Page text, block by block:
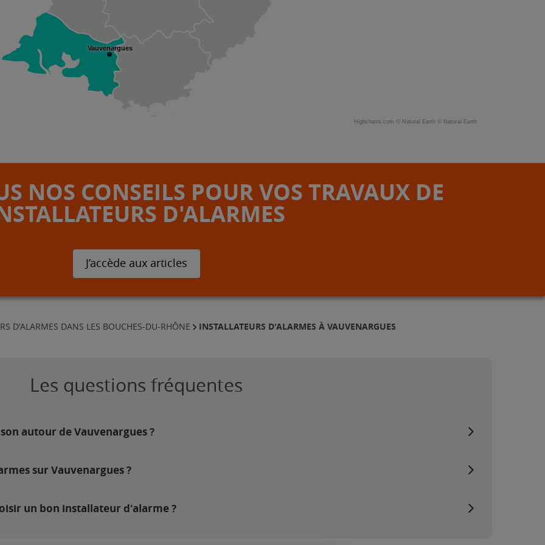
Vauvenargues
Highcharts.com © Natural Earth © Natural Earth
NOS CONSEILS POUR VOS TRAVAUX DE
D'ALARMES
J’accède aux articles
D'ALARMES DANS LES BOUCHES-DU-RHÔNE INSTALLATEURS D'ALARMES À VAUVENARGUES
Les questions fréquentes
autour de Vauvenargues ?
sur Vauvenargues ?
un bon installateur d'alarme ?